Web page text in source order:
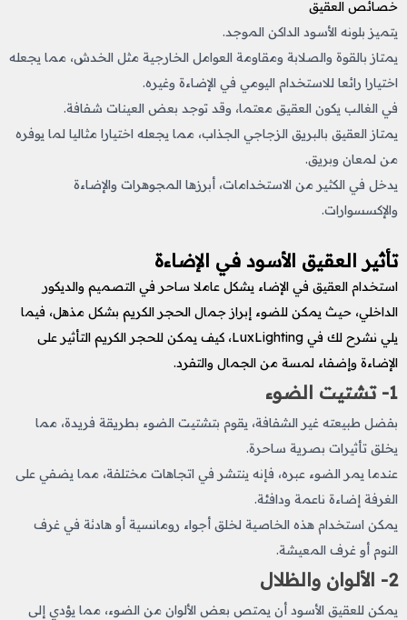
خصائص العقيق
يتميز بلونه الأسود الداكن الموجد.
يمتاز بالقوة والصلابة ومقاومة العوامل الخارجية مثل الخدش، مما يجعله
اختيارا رائعا للاستخدام اليومي في الإضاءة وغيره.
في الغالب يكون العقيق معتما، وقد توجد بعض العينات شفافة.
يمتاز العقيق بالبريق الزجاجي الجذاب، مما يجعله اختيارا مثاليا لما يوفره
من لمعان وبريق.
يدخل في الكثير من الاستخدامات، أبرزها المجوهرات والإضاءة
والإكسسوارات.
تأثير العقيق الأسود في الإضاءة
استخدام العقيق في الإضاء يشكل عاملا ساحر في التصميم والديكور
الداخلي، حيث يمكن للضوء إبراز جمال الحجر الكريم بشكل مذهل، فيما
يلي نشرح لك في LuxLighting، كيف يمكن للحجر الكريم التأثير على
الإضاءة وإضفاء لمسة من الجمال والتفرد.
1- تشتيت الضوء
بفضل طبيعته غير الشفافة، يقوم بتشتيت الضوء بطريقة فريدة، مما
يخلق تأثيرات بصرية ساحرة.
عندما يمر الضوء عبره، فإنه ينتشر في اتجاهات مختلفة، مما يضفي على
الغرفة إضاءة ناعمة ودافئة.
يمكن استخدام هذه الخاصية لخلق أجواء رومانسية أو هادئة في غرف
النوم أو غرف المعيشة.
2- الألوان والظلال
يمكن للعقيق الأسود أن يمتص بعض الألوان من الضوء، مما يؤدي إلى